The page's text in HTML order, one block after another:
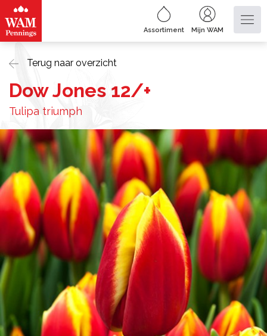
Assortiment Mijn WAM
Terug naar overzicht
Dow Jones 12/+
Tulipa triumph